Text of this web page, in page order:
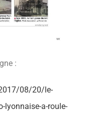
:
08/20/le-
lyonnaise-a-roule-